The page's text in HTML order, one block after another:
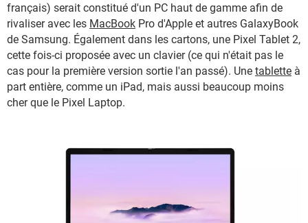
français) serait constitué d'un PC haut de gamme afin de
rivaliser avec les MacBook Pro d'Apple et autres GalaxyBook
de Samsung. Également dans les cartons, une Pixel Tablet 2,
cette fois-ci proposée avec un clavier (ce qui n'était pas le
cas pour la première version sortie l'an passé). Une tablette à
part entière, comme un iPad, mais aussi beaucoup moins
cher que le Pixel Laptop.